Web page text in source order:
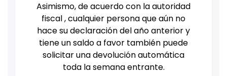
Asimismo, de acuerdo con la autoridad
fiscal , cualquier persona que aún no
hace su declaración del año anterior y
tiene un saldo a favor también puede
solicitar una devolución automática
toda la semana entrante.